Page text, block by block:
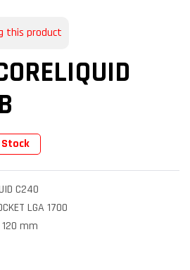
this product
C240
LGA 1700
mm